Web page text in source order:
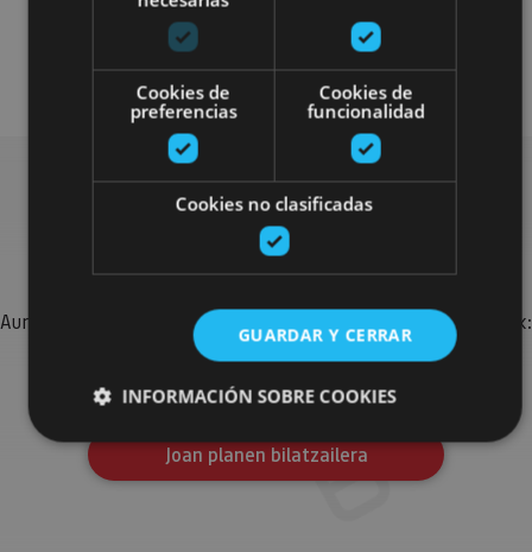
Visitas guiadas Otros
Bilatu plan gehiago
Aurkitu zure bidaia Nafarroan osatzeko planak eta iradokizunak:
jarduera antolatuak, bisitak eta agendaren ekitaldi
Joan planen bilatzailera
Cookies de
preferencias
Cookies de
funcionalidad
Cookies no clasificadas
GUARDAR Y CERRAR
INFORMACIÓN SOBRE COOKIES